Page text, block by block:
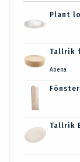
Plant
Tallrik
Abena
Tallrik